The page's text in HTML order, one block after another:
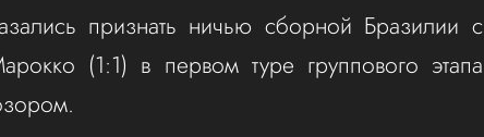
признать ничью сборной Бразилии с
(1:1) в первом туре группового этапа